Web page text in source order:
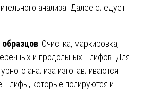
анализа. Далее следует
: Очистка, маркировка,
и продольных шлифов. Для
анализа изготавливаются
шлифы, которые полируются и